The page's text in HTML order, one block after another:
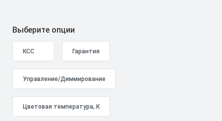
Выберите опции